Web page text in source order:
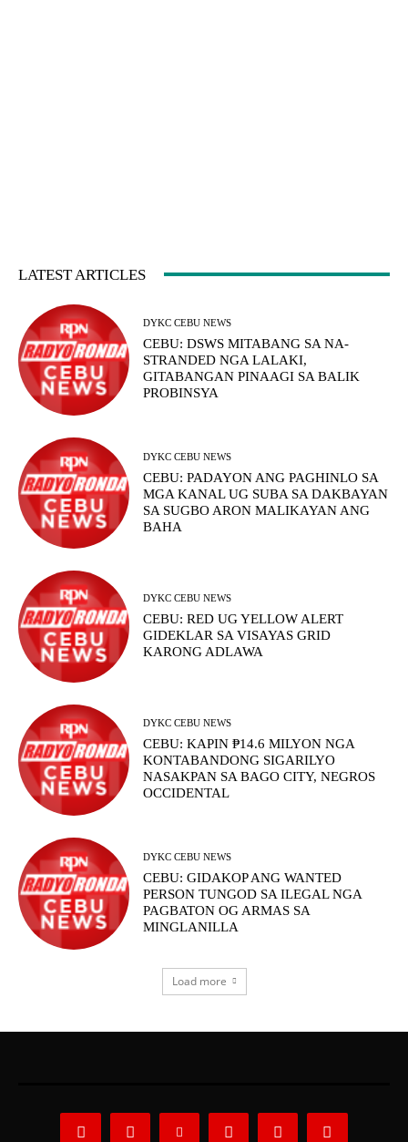
LATEST ARTICLES
DYKC CEBU NEWS
CEBU: DSWS MITABANG SA NA-
STRANDED NGA LALAKI,
GITABANGAN PINAAGI SA BALIK
PROBINSYA
DYKC CEBU NEWS
CEBU: PADAYON ANG PAGHINLO SA
MGA KANAL UG SUBA SA DAKBAYAN
SA SUGBO ARON MALIKAYAN ANG
BAHA
DYKC CEBU NEWS
CEBU: RED UG YELLOW ALERT
GIDEKLAR SA VISAYAS GRID
KARONG ADLAWA
DYKC CEBU NEWS
CEBU: KAPIN ₱14.6 MILYON NGA
KONTABANDONG SIGARILYO
NASAKPAN SA BAGO CITY, NEGROS
OCCIDENTAL
DYKC CEBU NEWS
CEBU: GIDAKOP ANG WANTED
PERSON TUNGOD SA ILEGAL NGA
PAGBATON OG ARMAS SA
MINGLANILLA
Load more